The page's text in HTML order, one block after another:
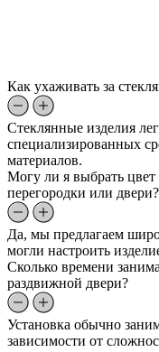
Как ухаживать за
Стеклянные изделия
специализированных
материалов.
Могу ли я выбрать
перегородки или двери?
Да, мы предлагаем
могли настроить
Сколько времени
раздвижной двери?
Установка обычно
зависимости от